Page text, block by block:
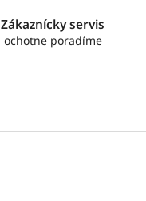
Zákaznícky servis
ochotne poradíme